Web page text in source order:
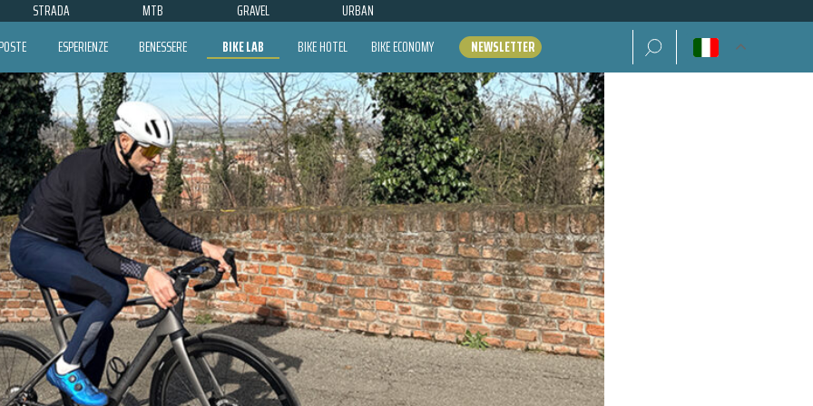
STRADA MTB GRAVEL URBAN
ESPERIENZE BENESSERE BIKE LAB BIKE HOTEL BIKE ECONOMY NEWSLETTER Ricerca per: